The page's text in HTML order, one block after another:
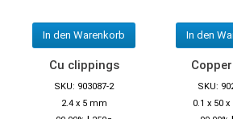
In den Warenkorb In den
Cu clippings
SKU: 903087-2
2.4 x 5 mm
SKU:
0.1 x 50